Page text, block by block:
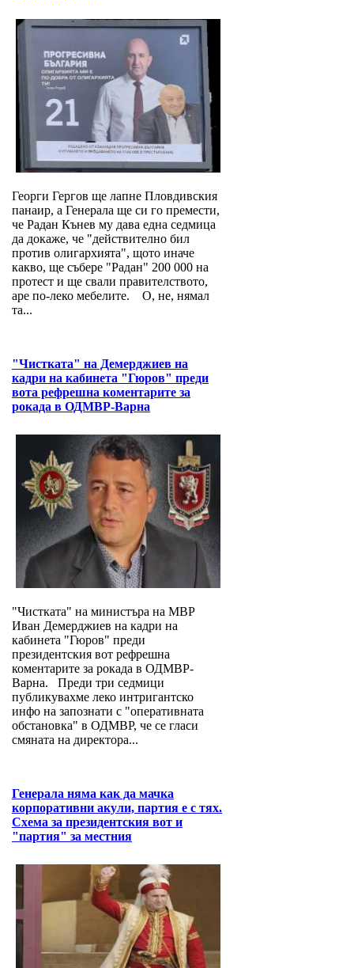
Георги Гергов ще лапне Пловдивския
панаир, а Генерала ще си го премести,
че Радан Кънев му дава една седмица
да докаже, че "действително бил
против олигархията", щото иначе
какво, ще събере "Радан" 200 000 на
протест и ще свали правителството,
аре по-леко мебелите. О, не, нямал
та...
"Чистката" на Демерджиев на
кадри на кабинета "Гюров" преди
вота рефрешна коментарите за
рокада в ОДМВР-Варна
"Чистката" на министъра на МВР
Иван Демерджиев на кадри на
кабинета "Гюров" преди
президентския вот рефрешна
коментарите за рокада в ОДМВР-
Варна. Преди три седмици
публикувахме леко интригантско
инфо на запознати с "оперативната
обстановка" в ОДМВР, че се гласи
смяната на директора...
Генерала няма как да мачка
корпоративни акули, партия е с тях.
Схема за президентския вот и
"партия" за местния